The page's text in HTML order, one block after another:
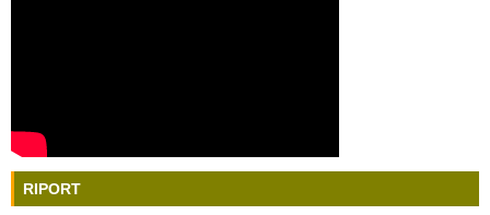
RIPORT